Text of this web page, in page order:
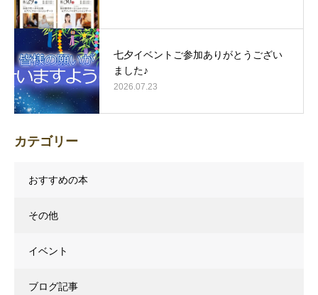
七夕イベントご参加ありがとうござい
ました♪
2026.07.23
カテゴリー
おすすめの本
その他
イベント
ブログ記事